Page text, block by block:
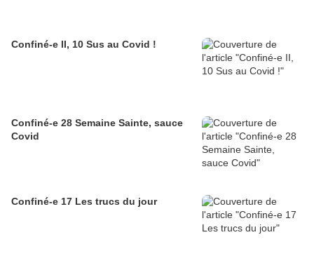
Confiné-e II, 10 Sus au Covid !
Confiné-e 28 Semaine Sainte, sauce
Covid
Confiné-e 17 Les trucs du jour